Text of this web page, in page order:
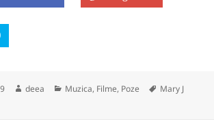
Author
deea Categories
Muzica, Filme, Poze Tags
Mary J